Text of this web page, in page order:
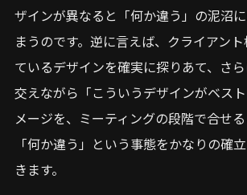
ザインが異なると「何か違う」の泥沼
まうのです。逆に言えば、クライアン
ているデザインを確実に探りあて、さ
交えながら「こういうデザインがベス
メージを、ミーティングの段階で合せ
「何か違う」という事態をかなりの確
きます。